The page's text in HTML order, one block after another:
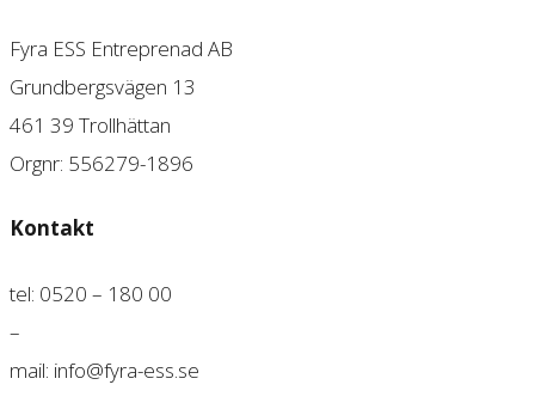
Fyra ESS Entreprenad AB
Grundbergsvägen 13
461 39 Trollhättan
Orgnr: 556279-1896
Kontakt
tel: 0520 – 180 00
–
mail: info@fyra-ess.se